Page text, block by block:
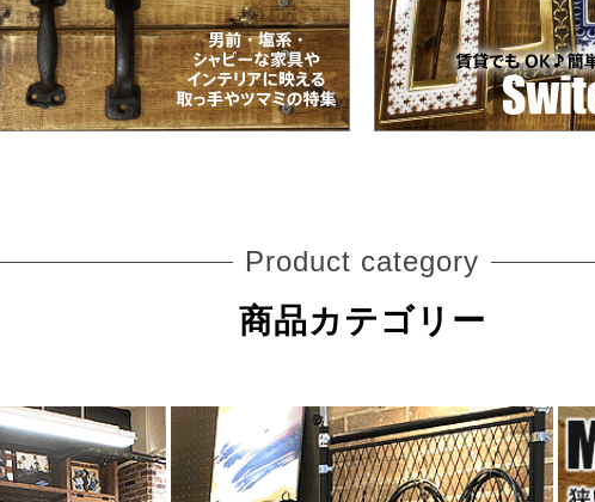
Product category
商品カテゴリー